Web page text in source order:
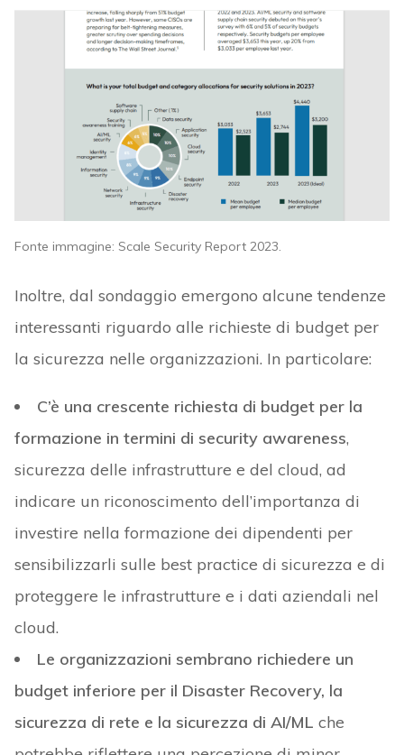
Fonte immagine: Scale Security Report 2023.
Inoltre, dal sondaggio emergono alcune tendenze
interessanti riguardo alle richieste di budget per
la sicurezza nelle organizzazioni. In particolare:
C’è una crescente richiesta di budget per la
formazione in termini di security awareness,
sicurezza delle infrastrutture e del cloud, ad
indicare un riconoscimento dell’importanza di
investire nella formazione dei dipendenti per
sensibilizzarli sulle best practice di sicurezza e di
proteggere le infrastrutture e i dati aziendali nel
cloud.
Le organizzazioni sembrano richiedere un
budget inferiore per il Disaster Recovery, la
sicurezza di rete e la sicurezza di AI/ML che